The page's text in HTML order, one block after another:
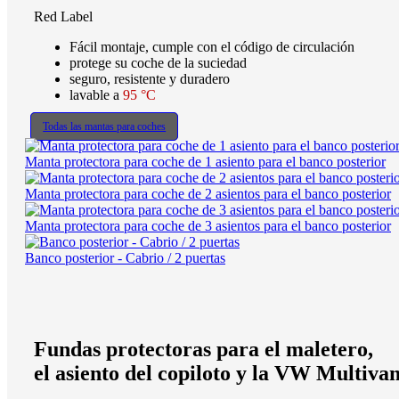
Red Label
Fácil montaje, cumple con el código de circulación
protege su coche de la suciedad
seguro, resistente y duradero
lavable a 95 °C
Todas las mantas para coches
Manta protectora para coche de 1 asiento para el banco posterior
Manta protectora para coche de 2 asientos para el banco posterior
Manta protectora para coche de 3 asientos para el banco posterior
Banco posterior - Cabrio / 2 puertas
Fundas protectoras para el maletero,
el asiento del copiloto y la VW